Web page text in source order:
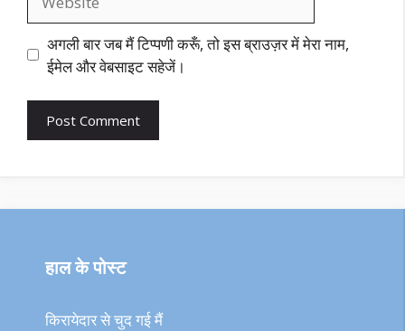
अगली बार जब मैं टिप्पणी करूँ, तो इस ब्राउज़र में मेरा नाम,
ईमेल और वेबसाइट सहेजें।
हाल के पोस्ट
किरायेदार से चुद गई मैं